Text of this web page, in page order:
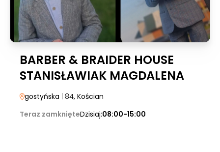
BARBER & BRAIDER HOUSE
STANISŁAWIAK MAGDALENA
gostyńska | 84, Kościan
Teraz zamknięteDzisiaj:08:00-15:00